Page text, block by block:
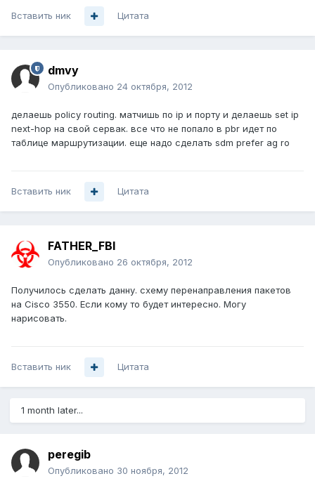
Вставить ник Цитата
dmvy
Опубликовано 24 октября, 2012
делаешь policy routing. матчишь по ip и порту и делаешь set ip
next-hop на свой сервак. все что не попало в pbr идет по
таблице маршрутизации. еще надо сделать sdm prefer ag ro
Вставить ник Цитата
FATHER_FBI
Опубликовано 26 октября, 2012
Получилось сделать данну. схему перенаправления пакетов
на Cisco 3550. Если кому то будет интересно. Могу
нарисовать.
Вставить ник Цитата
1 month later...
peregib
Опубликовано 30 ноября, 2012